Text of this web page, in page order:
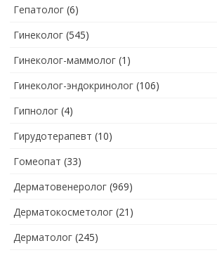
Гепатолог (6)
Гинеколог (545)
Гинеколог-маммолог (1)
Гинеколог-эндокринолог (106)
Гипнолог (4)
Гирудотерапевт (10)
Гомеопат (33)
Дерматовенеролог (969)
Дерматокосметолог (21)
Дерматолог (245)